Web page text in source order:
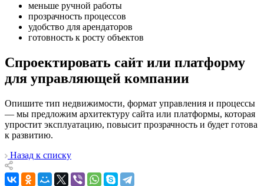
меньше ручной работы
прозрачность процессов
удобство для арендаторов
готовность к росту объектов
Спроектировать сайт или платформу
для управляющей компании
Опишите тип недвижимости, формат управления и процессы
— мы предложим архитектуру сайта или платформы, которая
упростит эксплуатацию, повысит прозрачность и будет готова
к развитию.
Назад к списку